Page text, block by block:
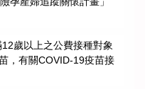
歲以上之公費接種對象
，有關COVID-19疫苗接